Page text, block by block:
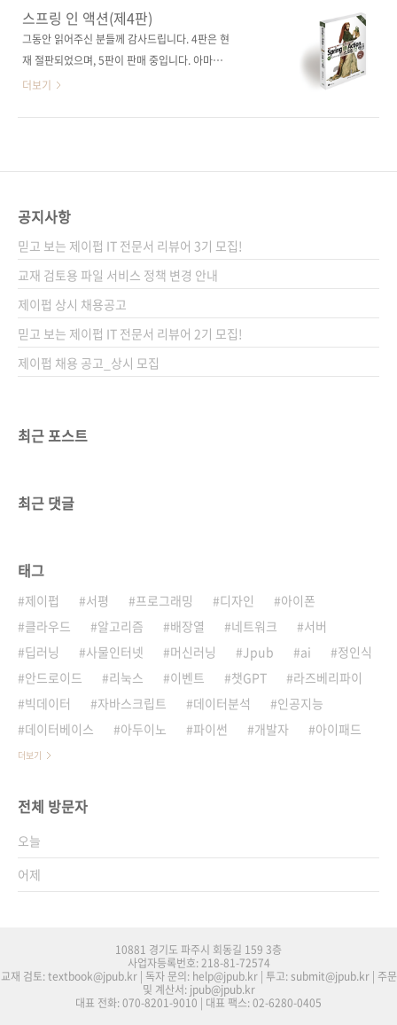
로 다루고 있는 부분은 리액티브 프로그래밍입
니다. 특히, 새로운 리액티브 웹 프레임워크인 스
프링 WebFlux에 주목하고 있습니다. W..
스터 북: 기초부터 실무 응용까지》와 3판에 이
은 《스프링 인 액션(제4판)》뿐이었네요. ㅠㅠ
자바 서적을 일부러 등한시한 건 아니고 이미 시
봅니다. ^^; 오늘 소개하는 책은 자바 개발자라
면 잘 알고 있는 스프링 부트 서적입니다. 스프링
어 사용할 ..
스프링 인 액션(제4판)
그동안 읽어주신 분들께 감사드립니다. 4판은 현
재 절판되었으며, 5판이 판매 중입니다. 아마존
No.1 스프링 서적!100,000명이 넘는 개발자가
판 형 (188*245*34)제 본 무선(soft cover)정
(93000)키워드 spring, 자바, 와이어링, 애스펙
트 지향, 스프링 MVC, 웹 플로, 스프링 시큐리티,
NoSQL, 애너테이션, Restful분야 웹 프로그래
밍 /..
더보기
공지사항
믿고 보는 제이펍 IT 전문서 리뷰어 3기 모집!
교재 검토용 파일 서비스 정책 변경 안내
제이펍 상시 채용공고
믿고 보는 제이펍 IT 전문서 리뷰어 2기 모집!
제이펍 채용 공고_상시 모집
최근 포스트
최근 댓글
태그
제이펍 서평 프로그래밍 디자인
아이폰
클라우드
알고리즘 배장열 네트워크
서버
딥러닝
사물인터넷 머신러닝 Jpub ai
정인식
안드로이드
리눅스 이벤트 챗GPT
라즈베리파이
빅데이터
자바스크립트 데이터분석
인공지능
데이터베이스
아두이노 파이썬 개발자 아이패드
더보기
전체 방문자
오늘
어제
10881 경기도 파주시 회동길 159 3층
사업자등록번호: 218-81-72574
교재 검토: textbook@jpub.kr | 독자 문의: help@jpub.kr | 투고: submit@jpub.kr | 주문
및 계산서: jpub@jpub.kr
대표 전화: 070-8201-9010 | 대표 팩스: 02-6280-0405